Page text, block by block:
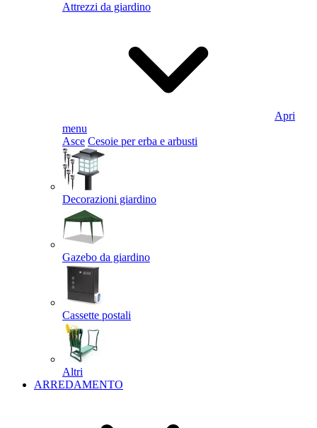
Attrezzi da giardino
Apri
menu
Asce Cesoie per erba e arbusti
Decorazioni giardino
Gazebo da giardino
Cassette postali
Altri
ARREDAMENTO